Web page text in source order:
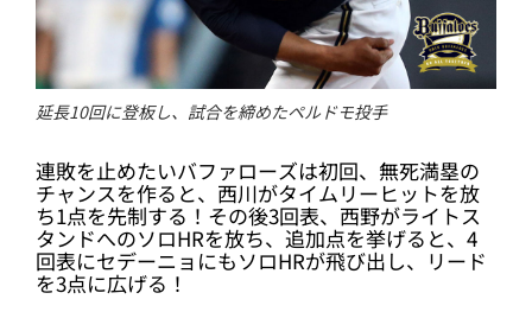
延長10回に登板し、試合を締めたペルドモ投手
連敗を止めたいバファローズは初回、無死満塁の
チャンスを作ると、西川がタイムリーヒットを放
ち1点を先制する！その後3回表、西野がライトス
タンドへのソロHRを放ち、追加点を挙げると、4
回表にセデーニョにもソロHRが飛び出し、リード
を3点に広げる！